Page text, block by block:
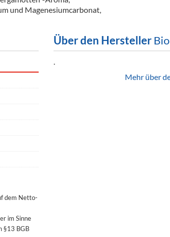
& Desinfektion
und Magenesiumcarbonat,
dem Netto-
im Sinne
§13 BGB
Über den Hersteller
.
Mehr über